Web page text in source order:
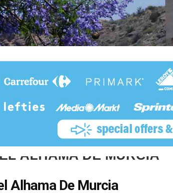
ALHAMA DE MURCIA
Alhama De Murcia